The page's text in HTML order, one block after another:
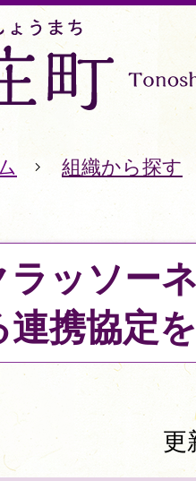
組織から探す
ラッソー
連携協定
更